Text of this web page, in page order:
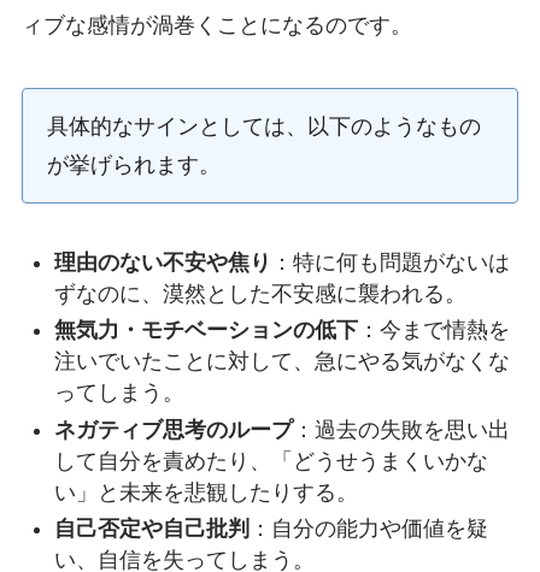
ィブな感情が渦巻くことになるのです。
具体的なサインとしては、以下のようなもの
が挙げられます。
理由のない不安や焦り ：特に何も問題がないは
ずなのに、漠然とした不安感に襲われる。
無気力・モチベーションの低下：今まで情熱を
注いでいたことに対して、急にやる気がなくな
ってしまう。
ネガティブ思考のループ：過去の失敗を思い出
して自分を責めたり、「どうせうまくいかな
い」と未来を悲観したりする。
自己否定や自己批判 ：自分の能力や価値を疑
い、自信を失ってしまう。